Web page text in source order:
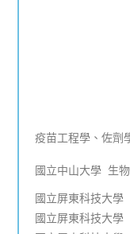
疫苗工程學、佐劑
國立中山大學 生
國立屏東科技大
國立屏東科技大